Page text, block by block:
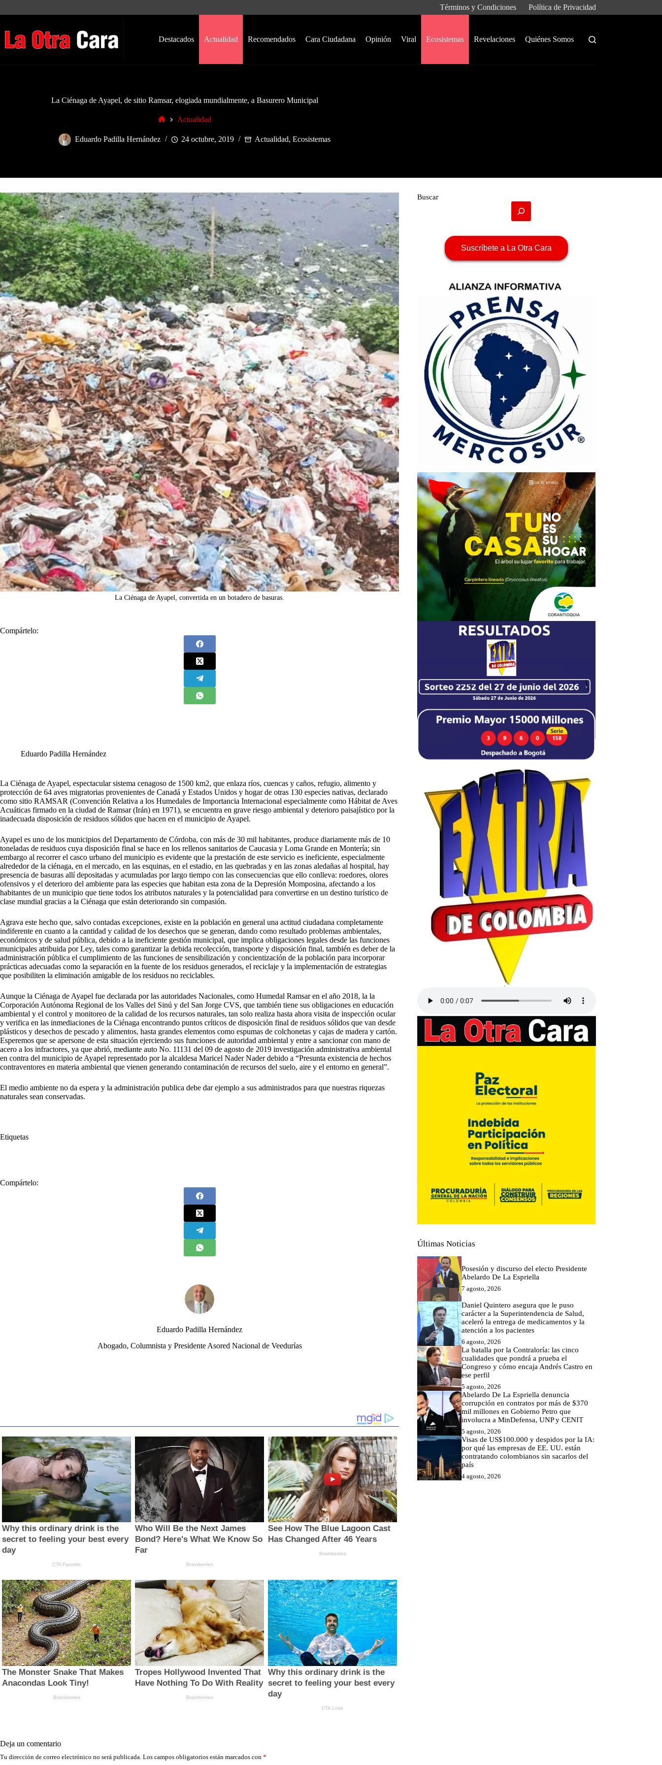
Términos y Condiciones Política de Privacidad
Destacados Actualidad Recomendados Cara Ciudadana Opinión Viral Ecosistemas Revelaciones Quiénes Somos
La Ciénaga de Ayapel, de sitio Ramsar, elogiada mundialmente, a Basurero Municipal
Actualidad
Eduardo Padilla Hernández 24 octubre, 2019 Actualidad, Ecosistemas
La Ciénaga de Ayapel, convertida en un botadero de basuras.
Compártelo:
Eduardo Padilla Hernández
La Ciénaga de Ayapel, espectacular sistema cenagoso de 1500 km2, que enlaza ríos, cuencas y caños, refugio, alimento y
protección de 64 aves migratorias provenientes de Canadá y Estados Unidos y hogar de otras 130 especies nativas, declarado
como sitio RAMSAR (Convención Relativa a los Humedales de Importancia Internacional especialmente como Hábitat de Aves
Acuáticas firmado en la ciudad de Ramsar (Irán) en 1971), se encuentra en grave riesgo ambiental y deterioro paisajístico por la
inadecuada disposición de residuos sólidos que hacen en el municipio de Ayapel.
Ayapel es uno de los municipios del Departamento de Córdoba, con más de 30 mil habitantes, produce diariamente más de 10
toneladas de residuos cuya disposición final se hace en los rellenos sanitarios de Caucasia y Loma Grande en Montería; sin
embargo al recorrer el casco urbano del municipio es evidente que la prestación de este servicio es ineficiente, especialmente
alrededor de la ciénaga, en el mercado, en las esquinas, en el estadio, en las quebradas y en las zonas aledañas al hospital, hay
presencia de basuras allí depositadas y acumuladas por largo tiempo con las consecuencias que ello conlleva: roedores, olores
ofensivos y el deterioro del ambiente para las especies que habitan esta zona de la Depresión Momposina, afectando a los
habitantes de un municipio que tiene todos los atributos naturales y la potencialidad para convertirse en un destino turístico de
clase mundial gracias a la Ciénaga que están deteriorando sin compasión.
Agrava este hecho que, salvo contadas excepciones, existe en la población en general una actitud ciudadana completamente
indiferente en cuanto a la cantidad y calidad de los desechos que se generan, dando como resultado problemas ambientales,
económicos y de salud pública, debido a la ineficiente gestión municipal, que implica obligaciones legales desde las funciones
municipales atribuida por Ley, tales como garantizar la debida recolección, transporte y disposición final, también es deber de la
administración pública el cumplimiento de las funciones de sensibilización y concientización de la población para incorporar
prácticas adecuadas como la separación en la fuente de los residuos generados, el reciclaje y la implementación de estrategias
que posibiliten la eliminación amigable de los residuos no reciclables.
Aunque la Ciénaga de Ayapel fue declarada por las autoridades Nacionales, como Humedal Ramsar en el año 2018, la la
Corporación Autónoma Regional de los Valles del Sinú y del San Jorge CVS, que también tiene sus obligaciones en educación
ambiental y el control y monitoreo de la calidad de los recursos naturales, tan solo realiza hasta ahora visita de inspección ocular
y verifica en las inmediaciones de la Ciénaga encontrando puntos críticos de disposición final de residuos sólidos que van desde
plásticos y desechos de pescado y alimentos, hasta grandes elementos como espumas de colchonetas y cajas de madera y cartón.
Esperemos que se apersone de esta situación ejerciendo sus funciones de autoridad ambiental y entre a sancionar con mano de
acero a los infractores, ya que abrió, mediante auto No. 11131 del 09 de agosto de 2019 investigación administrativa ambiental
en contra del municipio de Ayapel representado por la alcaldesa Maricel Nader Nader debido a “Presunta existencia de hechos
contraventores en materia ambiental que vienen generando contaminación de recursos del suelo, aire y el entorno en general”.
El medio ambiente no da espera y la administración publica debe dar ejemplo a sus administrados para que nuestras riquezas
naturales sean conservadas.
Etiquetas
Compártelo:
Eduardo Padilla Hernández
Abogado, Columnista y Presidente Asored Nacional de Veedurías
Deja un comentario
Tu dirección de correo electrónico no será publicada. Los campos obligatorios están marcados con *
Buscar
Suscríbete a La Otra Cara
Últimas Noticias
Posesión y discurso del electo Presidente
Abelardo De La Espriella
7 agosto, 2026
Daniel Quintero asegura que le puso
carácter a la Superintendencia de Salud,
aceleró la entrega de medicamentos y la
atención a los pacientes
6 agosto, 2026
La batalla por la Contraloría: las cinco
cualidades que pondrá a prueba el
Congreso y cómo encaja Andrés Castro en
ese perfil
5 agosto, 2026
Abelardo De La Espriella denuncia
corrupción en contratos por más de $370
mil millones en Gobierno Petro que
involucra a MinDefensa, UNP y CENIT
5 agosto, 2026
Visas de US$100.000 y despidos por la IA:
por qué las empresas de EE. UU. están
contratando colombianos sin sacarlos del
país
4 agosto, 2026